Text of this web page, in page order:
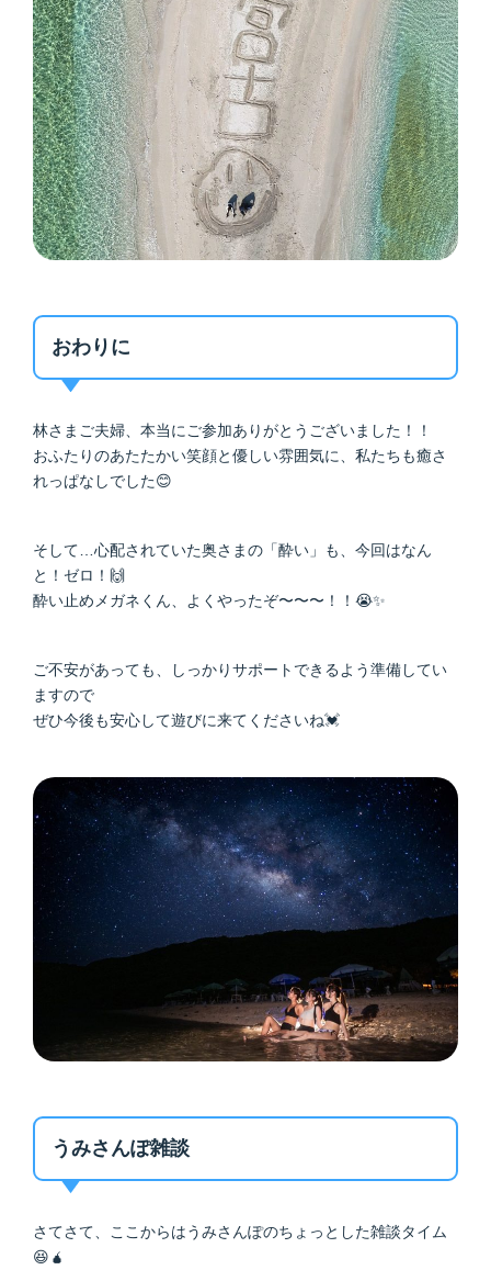
おわりに
林さまご夫婦、本当にご参加ありがとうございました！！
おふたりのあたたかい笑顔と優しい雰囲気に、私たちも癒さ
れっぱなしでした😊
そして…心配されていた奥さまの「酔い」も、今回はなん
と！ゼロ！🙌
酔い止めメガネくん、よくやったぞ〜〜〜！！😭✨
ご不安があっても、しっかりサポートできるよう準備してい
ますので
ぜひ今後も安心して遊びに来てくださいね💓
うみさんぽ雑談
さてさて、ここからはうみさんぽのちょっとした雑談タイム
😆🧉